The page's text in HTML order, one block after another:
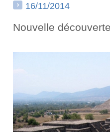
16/11/2014
Nouvelle